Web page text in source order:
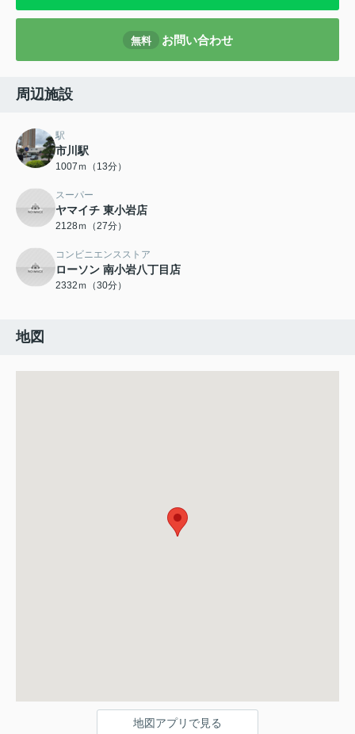
無料 お問い合わせ
周辺施設
駅
市川駅
1007ｍ（13分）
スーパー
ヤマイチ 東小岩店
2128ｍ（27分）
コンビニエンスストア
ローソン 南小岩八丁目店
2332ｍ（30分）
地図
地図アプリで見る